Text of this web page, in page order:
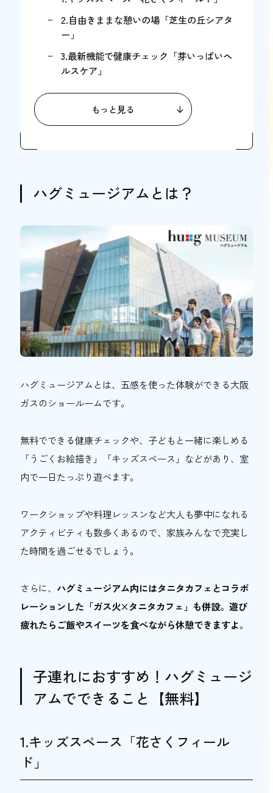
2.自由きままな憩いの場「芝生の丘シアタ
ー」
3.最新機能で健康チェック「芽いっぱいヘ
ルスケア」
4.ケーキ屋さんになれる「ハリネズミのケ
ーキやさん」
5.自分が描いた絵が動く「うごくお絵描
7.世界のスパイスを体験「ひみつのスパイ
親子で楽しめる！ハグミュージアムの体験コ
ーナー【有料】
1．最新ガスコンロを使える「森のできたて
キッチン」
2．自分だけの作品を作ろう「ワークショ
ップ」
3．お皿づくりを体験「ひみつのお皿づく
り体験」
4．本格料理に挑戦「料理レッスン」
5．家族みんなで料理を満喫「リラクッ
ハグミュージアムのカフェ「ガス火×タニタ
カフェ」で食事も楽しめる！
ガス火×タニタカフェの店内
ハグミュージアムの予約方法
ハグミュージアムの基本情報
ハグミュージアムに関するよくある質問
ハグミュージアムに駐車場はありますか？
ハグミュージアムに子連れ対応の設備はあ
ハグミュージアムで五感を使った体験をしよ
もっと見る
ハグミュージアムとは？
ハグミュージアムとは、五感を使った体験ができる大阪
ガスのショールームです。
無料でできる健康チェックや、子どもと一緒に楽しめる
「うごくお絵描き」「キッズスペース」などがあり、室
内で一日たっぷり遊べます。
ワークショップや料理レッスンなど大人も夢中になれる
アクティビティも数多くあるので、家族みんなで充実し
た時間を過ごせるでしょう。
さらに、 ハグミュージアム内にはタニタカフェとコラボ
レーションした「ガス火×タニタカフェ」も併設。遊び
疲れたらご飯やスイーツを食べながら休憩できますよ。
子連れにおすすめ！ハグミュージ
アムでできること【無料】
1.キッズスペース「花さくフィール
ド」